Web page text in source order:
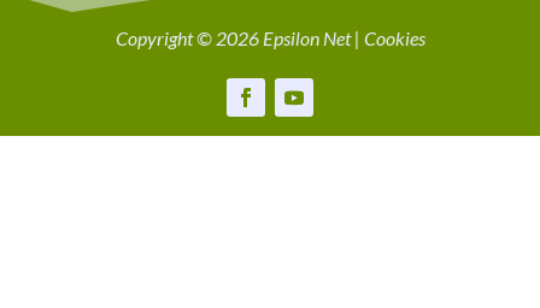
Copyright © 2026 Epsilon Net | Cookies